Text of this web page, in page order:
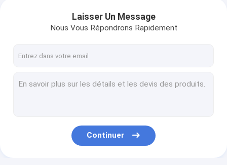
Laisser Un Message
Nous Vous Répondrons Rapidement
Continuer